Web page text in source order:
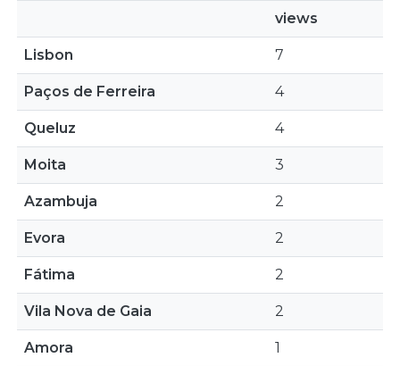
views
Lisbon 7
Paços de Ferreira 4
Queluz 4
Moita 3
Azambuja 2
Evora 2
Fátima 2
Vila Nova de Gaia 2
Amora 1